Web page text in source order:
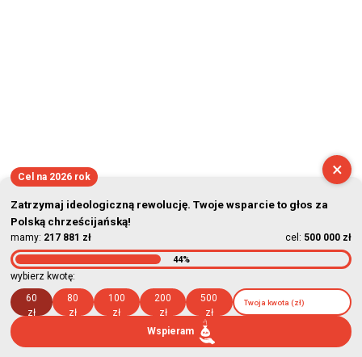
×
Cel na 2026 rok
Zatrzymaj ideologiczną rewolucję. Twoje wsparcie to głos za
Polską chrześcijańską!
mamy: 217 881 zł cel: 500 000 zł
44%
wybierz kwotę:
60
zł
80
zł
100
zł
200
zł
500
zł
Wspieram